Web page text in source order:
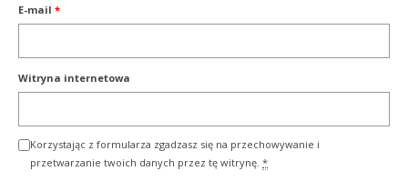
E-mail *
Witryna internetowa
Korzystając z formularza zgadzasz się na przechowywanie i
przetwarzanie twoich danych przez tę witrynę. *